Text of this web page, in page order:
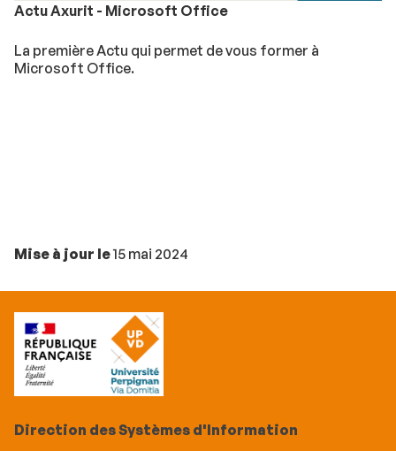
Actu Axurit - Microsoft Office
La première Actu qui permet de vous former à
Microsoft Office.
Mise à jour le15 mai 2024
Direction des Systèmes d'Information